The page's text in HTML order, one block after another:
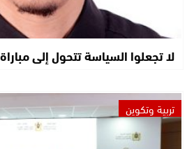
لا تجعلوا السياسة تتحول إلى
تربية وتكوين